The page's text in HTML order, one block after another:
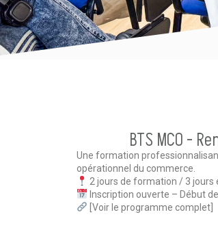
BTS MCO -
Une formation
opérationnel du commerce.
2 jours de formation / 3 jours
Inscription ouverte – Début
[Voir le programme complet]